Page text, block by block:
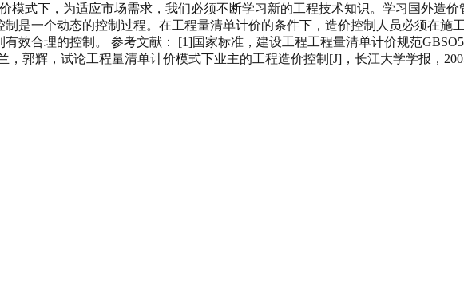
式下，为适应市场需求，我们必须不断学习新的工程技术知识。学习国外造价
是一个动态的控制过程。在工程量清单计价的条件下，造价控制人员必须在施
效合理的控制。 参考文献： [1]国家标准，建设工程工程量清单计价规范
，郭辉，试论工程量清单计价模式下业主的工程造价控制[J]，长江大学学报，